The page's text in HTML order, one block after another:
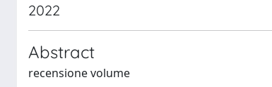
2022
Abstract
recensione volume